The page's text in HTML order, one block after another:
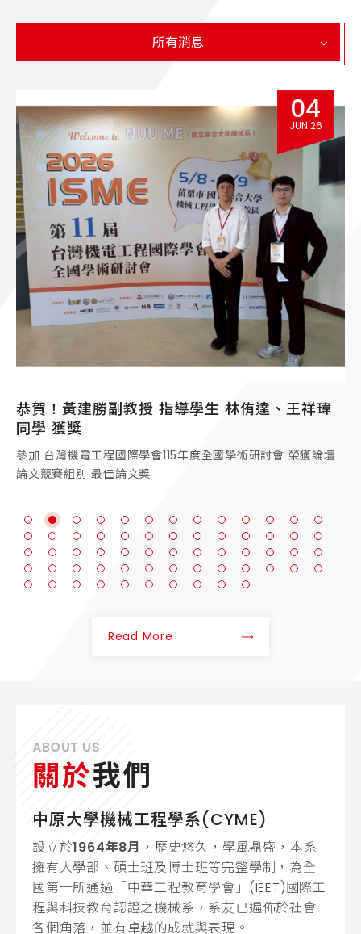
04
JUN.26
導學生 林侑達、王祥瑋
年度全國學術研討會 榮獲論壇
恭賀！黃建勝副教授
參加 中華民國燃燒學會115
Read More
所有消息
ABOUT US
關於我們
中原大學機械工程學系(CYME)
設立於1964年8月 ，歷史悠久，學風鼎盛，本系
擁有大學部、碩士班及博士班等完整學制，為全
國第一所通過「中華工程教育學會」(IEET)國際工
程與科技教育認證之機械系，系友已遍佈於社會
各個角落，並有卓越的成就與表現。